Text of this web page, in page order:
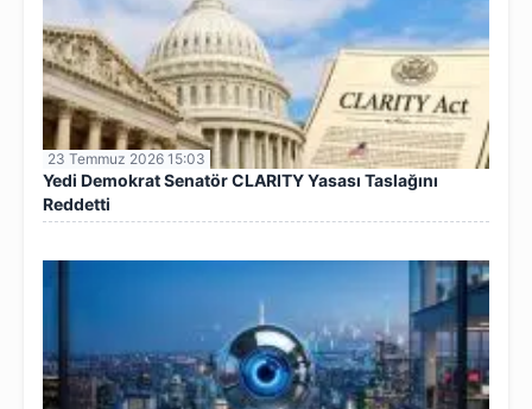
23 Temmuz 2026 15:03
Yedi Demokrat Senatör CLARITY Yasası Taslağını
Reddetti